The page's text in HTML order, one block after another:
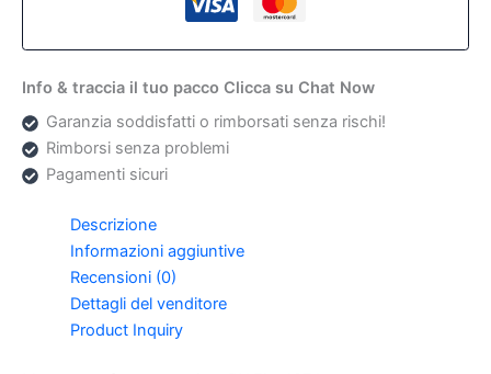
Info & traccia il tuo pacco Clicca su Chat Now
Garanzia soddisfatti o rimborsati senza rischi!
Rimborsi senza problemi
Pagamenti sicuri
Descrizione
Informazioni aggiuntive
Recensioni (0)
Dettagli del venditore
Product Inquiry